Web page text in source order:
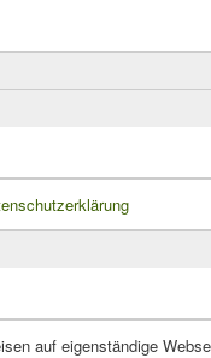
auf eigenständige